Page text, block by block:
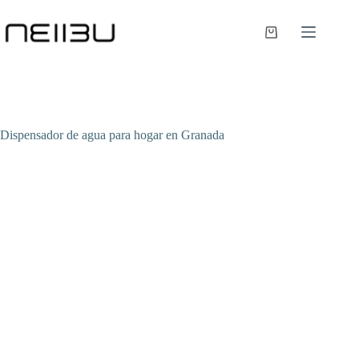
Dispensador de agua para hogar en Granada